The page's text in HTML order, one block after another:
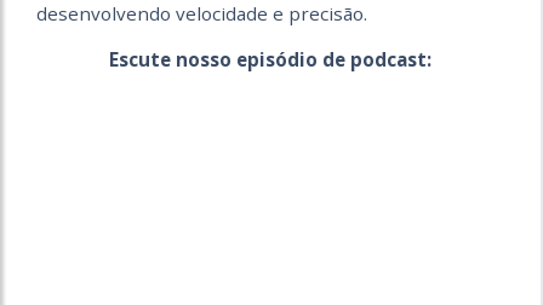
desenvolvendo velocidade e precisão.
Escute nosso episódio de podcast: